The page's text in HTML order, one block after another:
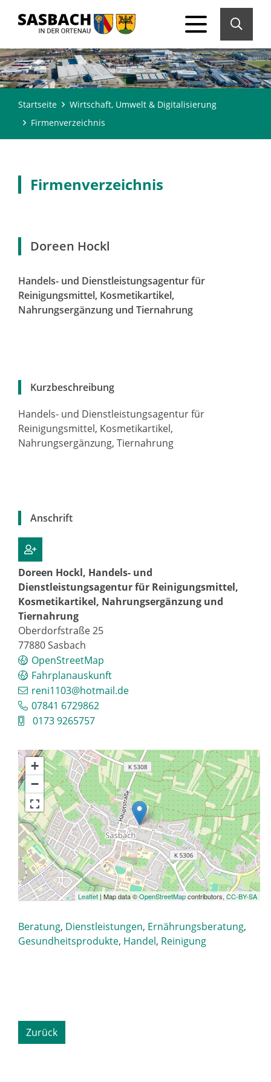
Startseite
Wirtschaft, Umwelt & Digitalisierung
Firmenverzeichnis
Firmenverzeichnis
Doreen Hockl
Handels- und Dienstleistungsagentur für
Reinigungsmittel, Kosmetikartikel,
Nahrungsergänzung und Tiernahrung
Kurzbeschreibung
Handels- und Dienstleistungsagentur für
Reinigungsmittel, Kosmetikartikel,
Nahrungsergänzung, Tiernahrung
Anschrift
Doreen Hockl, Handels- und
Dienstleistungsagentur für Reinigungsmittel,
Kosmetikartikel, Nahrungsergänzung und
Tiernahrung
Oberdorfstraße 25
77880Sasbach
OpenStreetMap
Fahrplanauskunft
reni1103@hotmail.de
07841 6729862
0173 9265757
+
−
Leaflet | Map data ©OpenStreetMapcontributors, CC-BY-SA
Beratung, Dienstleistungen, Ernährungsberatung,
Gesundheitsprodukte, Handel, Reinigung
Zurück